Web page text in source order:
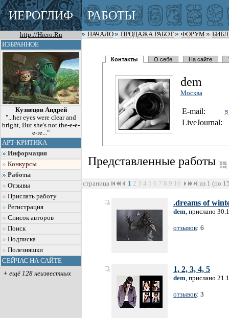
ИЕРОГЛИФ РАБОТЫ
http://Hiero.Ru НАЧАЛО ПРОДАЖА РАБОТ ФОРУМ
ИЗБРАННОЕ
Кузнецов Андрей
"...her eyes were clear and
bright, But she's not the-e-e-
e-re..."
АРТ-КРИТИКА
Информация
Конкурсы
Работы
Отзывы
Прислать работу
Регистрация
Список авторов
Поиск
Подписка
Полезняшки
СЕЙЧАС НА САЙТЕ
+ ещё 128 неизвестных
Контакты О себе На сайте
dem
Москва
E-mail:
LiveJournal:
Представленные работы
страница 1 2 3 4 5 6 7 8 9 10 из 1 (по
.dreams of
dem, прислано
отзывов: 6
1, 2, 3, 4, 5
dem, прислано
отзывов: 3